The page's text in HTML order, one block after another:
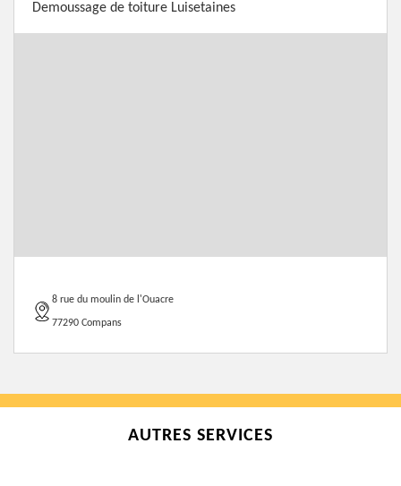
Demoussage de toiture Luisetaines
8 rue du moulin de l'Ouacre
77290 Compans
AUTRES SERVICES